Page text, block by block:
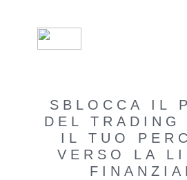
SBLOCCA IL
DEL TRADING
IL TUO
VERSO LA